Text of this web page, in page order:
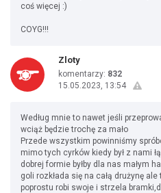
coś więcej :)
COYG!!!
Zloty
komentarzy: 832
15.05.2023, 13:54
Według mnie to nawet jeśli
wciąż będzie trochę za mało
Przede wszystkim powinniśmy
mimo tych cyrków kiedy był z nami
dobrej formie byłby dla nas małym
goli rozkłada się na całą drużynę
poprostu robi swoje i strzela